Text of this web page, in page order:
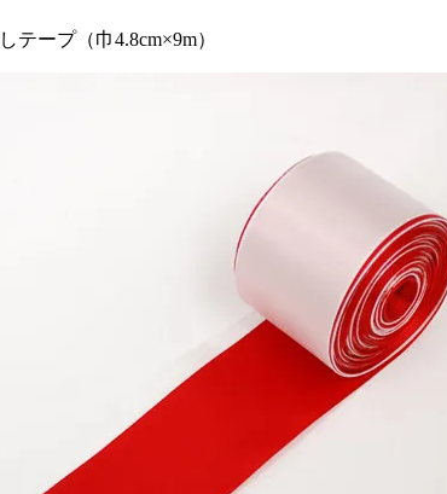
テープ（巾4.8cm×9m）